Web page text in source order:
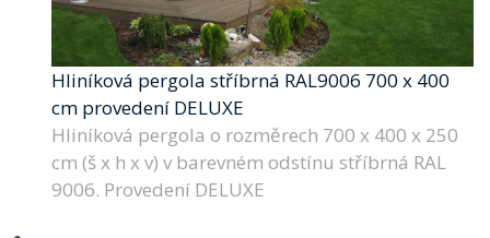
Hliníková pergola stříbrná RAL9006 700 x 400
cm provedení DELUXE
Hliníková pergola o rozměrech 700 x 400 x 250
cm (š x h x v) v barevném odstínu stříbrná RAL
9006. Provedení DELUXE